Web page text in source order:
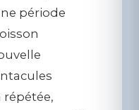
période